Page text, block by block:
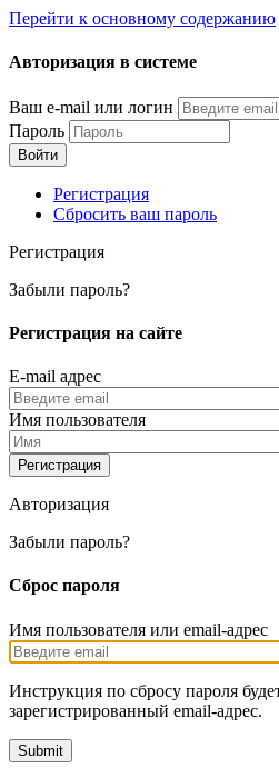
Перейти к основному содержанию
Авторизация в системе
Ваш e-mail или логин
Пароль
Регистрация
Сбросить ваш пароль
Регистрация
Забыли пароль?
Регистрация на сайте
E-mail адрес
Имя пользователя
Авторизация
Забыли пароль?
Сброс пароля
Имя пользователя или email-адрес
Инструкция по сбросу пароля
зарегистрированный email-адрес.